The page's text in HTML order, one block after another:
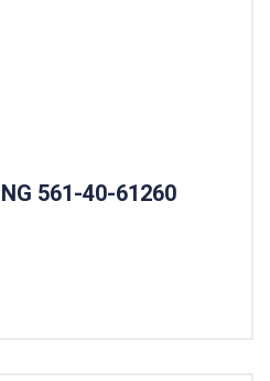
561-40-61260